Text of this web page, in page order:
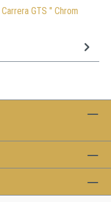
GTS " Chrom